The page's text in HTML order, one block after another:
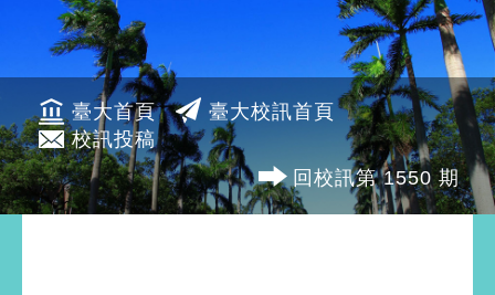
臺大首頁
臺大校訊首頁
校訊投稿
回校訊第 1550 期